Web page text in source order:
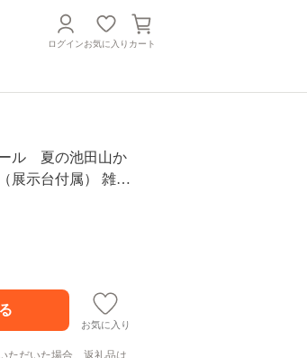
ログインお気に入り カート
ル 夏の池田山か
展示台付属） 雑貨
お気に入り
ただいた場合、返礼品は